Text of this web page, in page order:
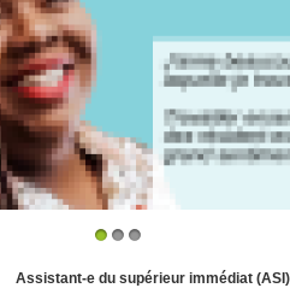
Assistant-e du supérieur immédiat (ASI)